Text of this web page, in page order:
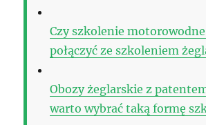
Czy szkolenie
połączyć ze szkoleniem
Obozy żeglarskie z
warto wybrać taką formę